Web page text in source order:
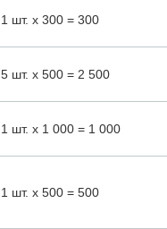
1 шт. х 300 = 300
5 шт. х 500 = 2 500
1 шт. х 1 000 = 1 000
1 шт. х 500 = 500